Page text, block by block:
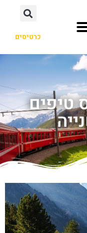
כרטיסים
טיפים